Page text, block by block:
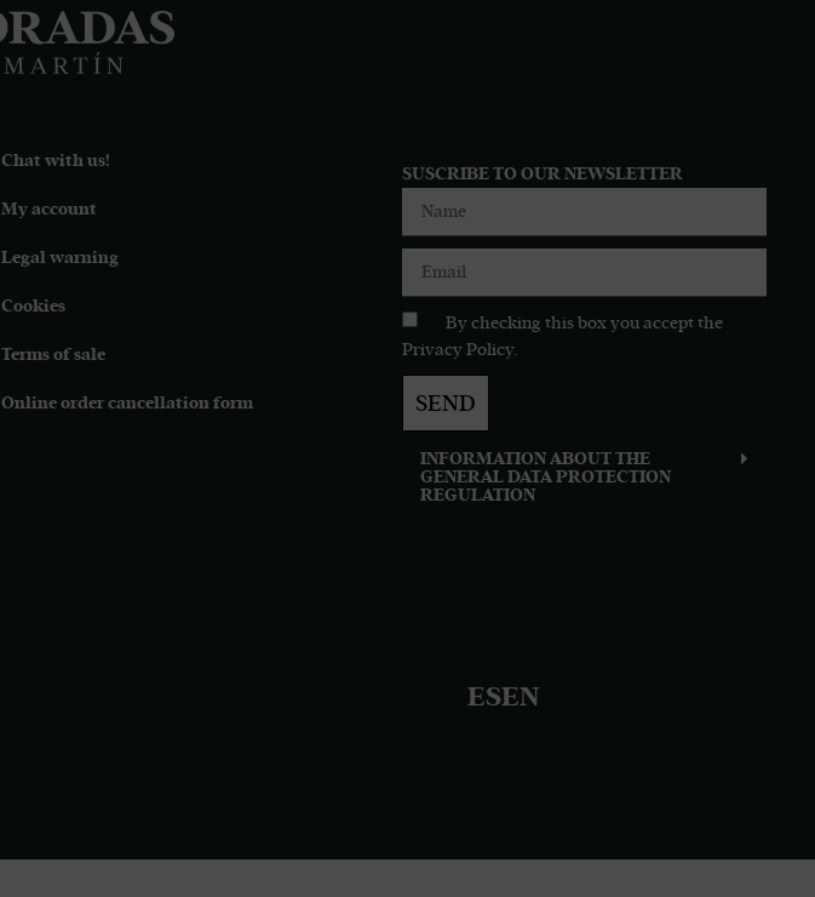
Chat with us!
My account
Legal warning
Cookies
Terms of sale
Online order cancellation form
SUSCRIBE TO OUR NEWSLETTER
By checking this box you accept the
Privacy Policy.
SEND
INFORMATION ABOUT THE
GENERAL DATA PROTECTION
REGULATION
ESEN